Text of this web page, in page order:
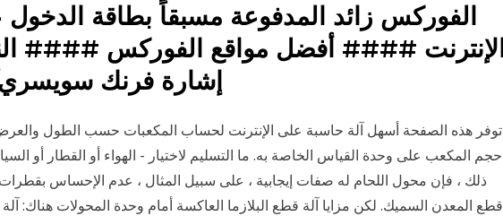
الإنترنت #### أفضل مواقع الفوركس ####
إشارة فرنك
توفر هذه الصفحة أسهل آلة حاسبة على الإنترنت لحساب المكعبات حسب الطول والعرض
حجم المكعب على وحدة القياس الخاصة به. ما التسليم لاختيار - الهواء أو القطار أو
ذلك ، فإن محول اللحام له صفات إيجابية ، على سبيل المثال ، عدم الإحساس بقطرات
قطع المعدن السميك. لكن مزايا آلة قطع البلازما العاكسة أمام وحدة المحولات هناك: آلة